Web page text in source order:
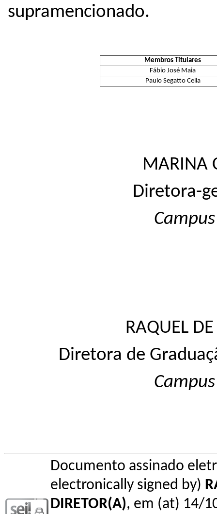
supramencionado.
Membros Titulares
Fábio José Maia
Paulo Segatto Cella
MARINA
Diretora-
Campus
RAQUEL
Diretora de
Campus
Documento assinado
electronically signed by)
DIRETOR(A), em (at) 14/